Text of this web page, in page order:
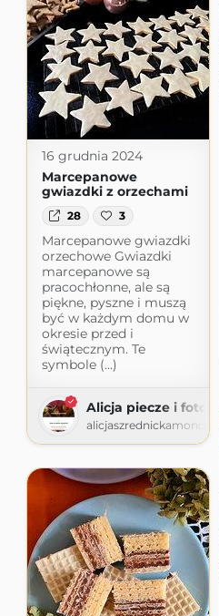
16 grudnia 2024
Marcepanowe
gwiazdki z orzechami
28 3
Marcepanowe gwiazdki
orzechowe Gwiazdki
marcepanowe są
pracochłonne, ale są
piękne, pyszne i muszą
być w każdym domu w
okresie przed i
świątecznym. Te
symbole (...)
Alicja piecze i